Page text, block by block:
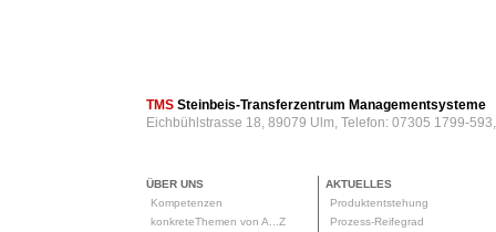
TMS Steinbeis-Transferzentrum Managementsysteme
Eichbühlstrasse 18, 89079 Ulm, Telefon: 07305 1799-
ÜBER UNS
Kompetenzen
konkreteThemen von A...Z
AKTUELLES
Produktentstehung
Prozess-Reifegrad